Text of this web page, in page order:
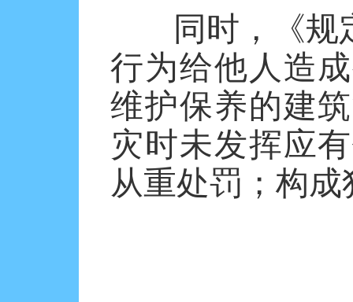
同时，《
行为给他人造
维护保养的建
灾时未发挥应
从重处罚；构